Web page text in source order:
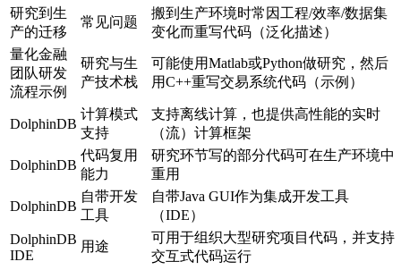
研究到生
产的迁移
常见问题
搬到生产环境时常因工程/效率/数据集
变化而重写代码（泛化描述）
量化金融
团队研发
流程示例
研究与生
产技术栈
可能使用Matlab或Python做研究，然后
用C++重写交易系统代码（示例）
DolphinDB
计算模式
支持
支持离线计算，也提供高性能的实时
（流）计算框架
DolphinDB
代码复用
能力
研究环节写的部分代码可在生产环境中
重用
DolphinDB
自带开发
工具
自带Java GUI作为集成开发工具
（IDE）
DolphinDB
IDE
用途
可用于组织大型研究项目代码，并支持
交互式代码运行